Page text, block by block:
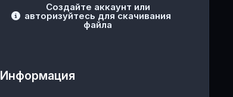
Создайте аккаунт или
авторизуйтесь для скачивания
файла
Информация